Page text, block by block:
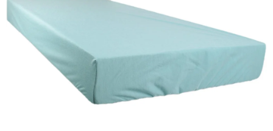
hvězdiček.